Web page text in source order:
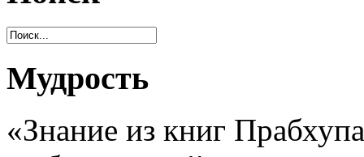
Мудрость
«Знание из книг